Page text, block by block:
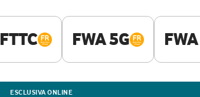
FTTC FWA 5G
ESCLUSIVA ONLINE